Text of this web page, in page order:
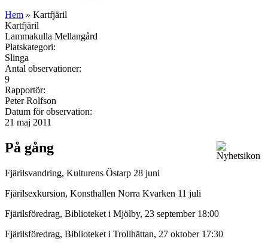
Hem » Kartfjäril
Kartfjäril
Lammakulla Mellangård
Platskategori:
Slinga
Antal observationer:
9
Rapportör:
Peter Rolfson
Datum för observation:
21 maj 2011
På gång
Fjärilsvandring, Kulturens Östarp 28 juni
Fjärilsexkursion, Konsthallen Norra Kvarken 11 juli
Fjärilsföredrag, Biblioteket i Mjölby, 23 september 18:00
Fjärilsföredrag, Biblioteket i Trollhättan, 27 oktober 17:30